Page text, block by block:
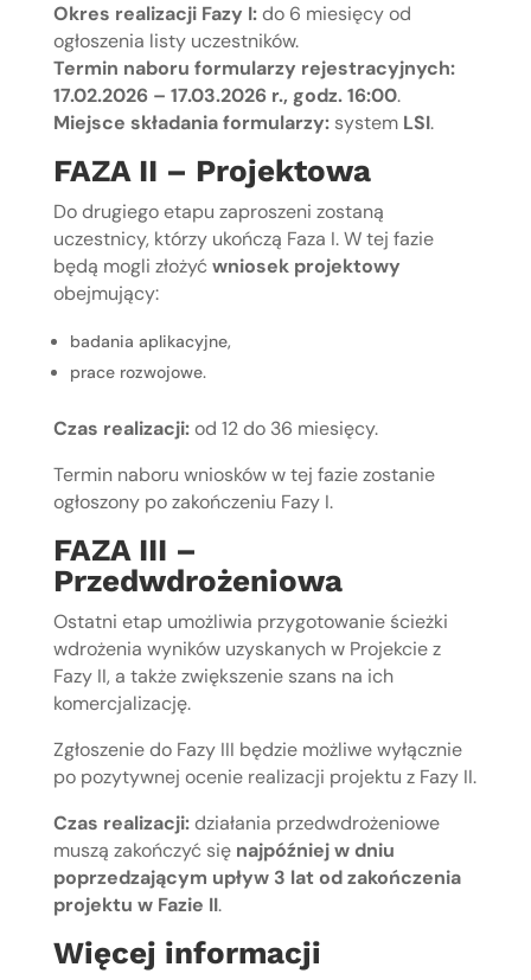
Okres realizacji Fazy I:do 6 miesięcy od
ogłoszenia listy uczestników.
Termin naboru formularzy rejestracyjnych:
17.02.2026 – 17.03.2026 r., godz. 16:00.
Miejsce składania formularzy:system LSI.
FAZA II – Projektowa
Do drugiego etapu zaproszeni zostaną
uczestnicy, którzy ukończą Faza I. W tej fazie
będą mogli złożyć wniosek projektowy
obejmujący:
badania aplikacyjne,
prace rozwojowe.
Czas realizacji:od 12 do 36 miesięcy.
Termin naboru wniosków w tej fazie zostanie
ogłoszony po zakończeniu Fazy I.
FAZA III –
Przedwdrożeniowa
Ostatni etap umożliwia przygotowanie ścieżki
wdrożenia wyników uzyskanych w Projekcie z
Fazy II, a także zwiększenie szans na ich
komercjalizację.
Zgłoszenie do Fazy III będzie możliwe wyłącznie
po pozytywnej ocenie realizacji projektu z Fazy II.
Czas realizacji:działania przedwdrożeniowe
muszą zakończyć się najpóźniej w dniu
poprzedzającym upływ 3 lat od zakończenia
projektu w Fazie II.
Więcej informacji